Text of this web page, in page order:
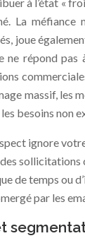
La méfiance
joue
répond pas
massif, les
besoins non
ignore
sollicitations
de temps ou
par les